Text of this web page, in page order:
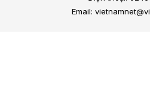
Email: